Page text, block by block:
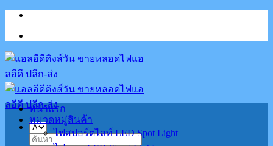
Skip
content
ค้นหา:
หน้าแรก
หมวดหมู่สินค้า
ไฟสปอร์ตไลท์ LED Spot Light